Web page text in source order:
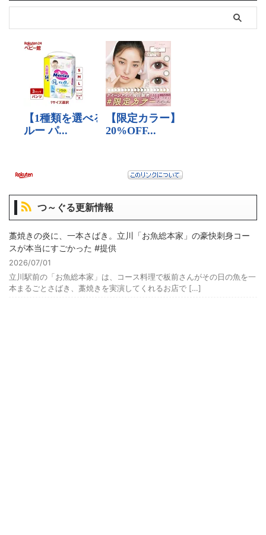
つ～ぐる更新情報
藁焼きの炎に、一本さばき。立川「お魚総本家」の豪快刺身コー
スが本当にすごかった #提供
2026/07/01
立川駅前の「お魚総本家」は、コース料理で板前さんがその日の魚を一
本まるごとさばき、藁焼きを実演してくれるお店で […]